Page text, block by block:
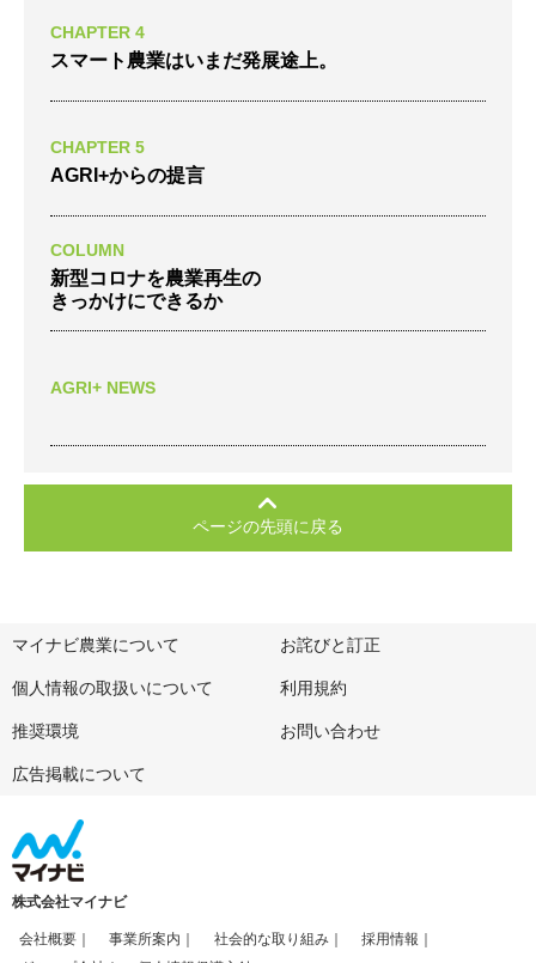
CHAPTER 4
スマート農業はいまだ発展途上。
CHAPTER 5
AGRI+からの提言
COLUMN
新型コロナを農業再生の
きっかけにできるか
AGRI+ NEWS
ページの先頭に戻る
マイナビ農業について お詫びと訂正
個人情報の取扱いについて 利用規約
推奨環境 お問い合わせ
広告掲載について
株式会社マイナビ
会社概要 事業所案内 社会的な取り組み
採用情報